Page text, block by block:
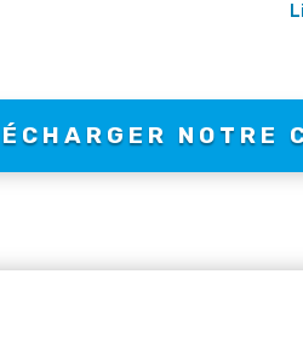
et des programmes sur
vos besoins hors catalogue
dans
NOTRE